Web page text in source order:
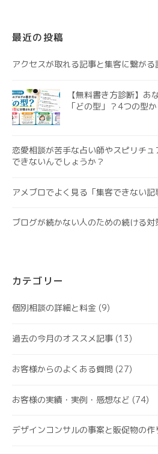
最近の投稿
アクセスが取れる記事と集客に繋が
【無料書き方診断】あ
「どの型」？4つの型
恋愛相談が苦手な占い師やスピリチ
できないんでしょうか？
アメブロでよく見る「集客できない
ブログが続かない人のための続ける対
カテゴリー
個別相談の詳細と料金 (9)
過去の今月のオススメ記事 (13)
お客様からのよくある質問 (27)
お客様の実績・実例・感想など (74)
デザインコンサルの事案と販促物の作